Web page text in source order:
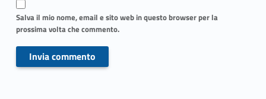
Salva il mio nome, email e sito web in questo browser per la
prossima volta che commento.